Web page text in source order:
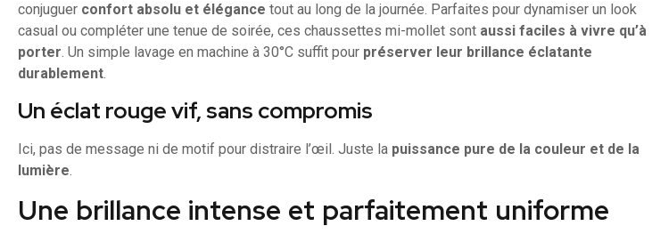
conjuguer confort absolu et élégance tout au long de la journée. Parfaites pour dynamiser un look
casual ou compléter une tenue de soirée, ces chaussettes mi-mollet sont aussi faciles à vivre qu’à
porter. Un simple lavage en machine à 30°C suffit pour préserver leur brillance éclatante
durablement.
Un éclat rouge vif, sans compromis
Ici, pas de message ni de motif pour distraire l’œil. Juste la puissance pure de la couleur et de la
lumière
Une brillance intense et parfaitement uniforme